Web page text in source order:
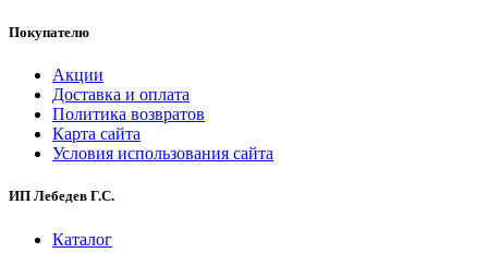
Покупателю
Акции
Доставка и оплата
Политика возвратов
Карта сайта
Условия использования сайта
ИП Лебедев Г.С.
Каталог